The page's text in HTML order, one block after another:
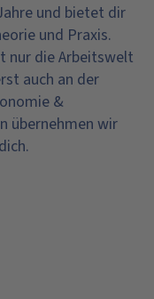
und bietet dir
und Praxis.
nur die Arbeitswelt
auch an der
&
übernehmen wir